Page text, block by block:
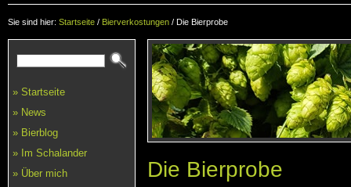
Sie sind hier: Startseite / Bierverkostungen / Die Bierprobe
» Startseite
» News
» Bierblog
» Im Schalander
» Über mich
Die Bierprobe